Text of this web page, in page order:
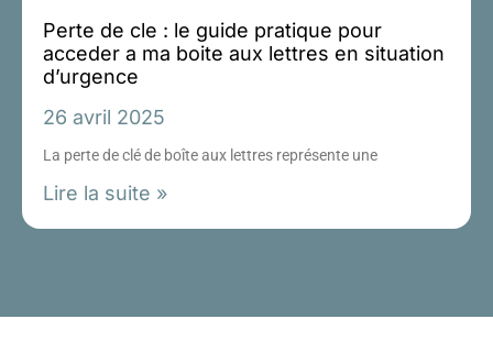
Perte de cle : le guide pratique pour
acceder a ma boite aux lettres en situation
d’urgence
26 avril 2025
La perte de clé de boîte aux lettres représente une
Lire la suite »